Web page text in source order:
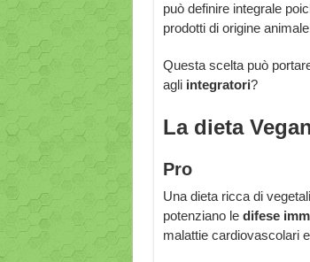
può definire integrale
prodotti di origine
Questa scelta può
agliintegratori?
La dieta
Pro
Una dieta ricca di
potenziano le difese
malattie cardiovascolari